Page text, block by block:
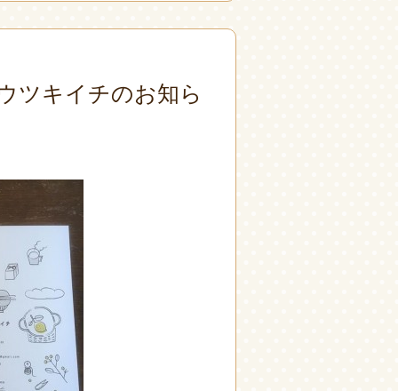
ツキイチのお知ら